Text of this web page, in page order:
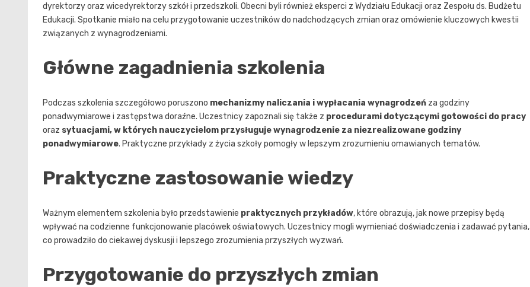
dyrektorzy oraz wicedyrektorzy szkół i przedszkoli. Obecni byli również eksperci z Wydziału Edukacji oraz Zespołu ds. Budżetu
Edukacji. Spotkanie miało na celu przygotowanie uczestników do nadchodzących zmian oraz omówienie kluczowych kwestii
związanych z wynagrodzeniami.
Główne zagadnienia szkolenia
Podczas szkolenia szczegółowo poruszono mechanizmy naliczania i wypłacania wynagrodzeń za godziny
ponadwymiarowe i zastępstwa doraźne. Uczestnicy zapoznali się także z procedurami dotyczącymi gotowości do pracy
oraz sytuacjami, w których nauczycielom przysługuje wynagrodzenie za niezrealizowane godziny
ponadwymiarowe. Praktyczne przykłady z życia szkoły pomogły w lepszym zrozumieniu omawianych tematów.
Praktyczne zastosowanie wiedzy
Ważnym elementem szkolenia było przedstawienie praktycznych przykładów, które obrazują, jak nowe przepisy będą
wpływać na codzienne funkcjonowanie placówek oświatowych. Uczestnicy mogli wymieniać doświadczenia i zadawać pytania,
co prowadziło do ciekawej dyskusji i lepszego zrozumienia przyszłych wyzwań.
Przygotowanie do przyszłych zmian